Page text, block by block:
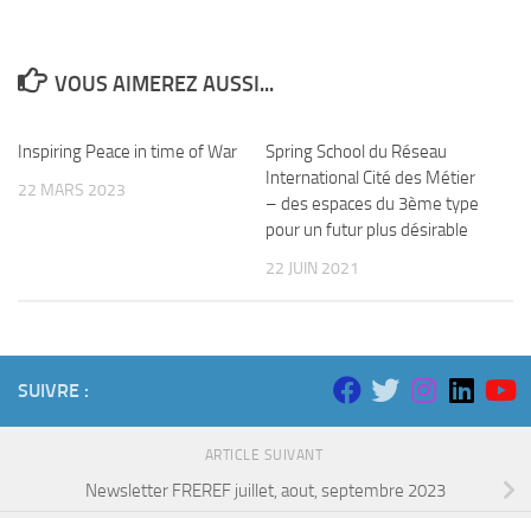
VOUS AIMEREZ AUSSI...
Inspiring Peace in time of War
22 MARS 2023
Spring School du Réseau
International Cité des Métier
– des espaces du 3ème type
pour un futur plus désirable
22 JUIN 2021
SUIVRE :
ARTICLE SUIVANT
Newsletter FREREF juillet, aout, septembre 2023